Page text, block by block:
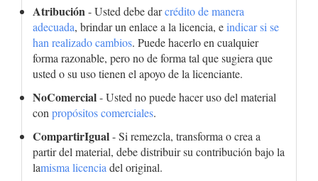
Atribución- Usted debe darcrédito de manera
adecuada, brindar un enlace a la licencia, eindicar si se
han realizado cambios. Puede hacerlo en cualquier
forma razonable, pero no de forma tal que sugiera que
usted o su uso tienen el apoyo de la licenciante.
NoComercial- Usted no puede hacer uso del material
con propósitos comerciales.
CompartirIgual- Si remezcla, transforma o crea a
partir del material, debe distribuir su contribución bajo la
lamisma licencia del original.